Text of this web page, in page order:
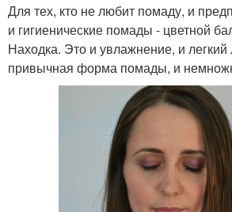
Для тех, кто не любит помаду, и
и гигиенические помады - цветной
Находка. Это и увлажнение, и легкий
привычная форма помады, и